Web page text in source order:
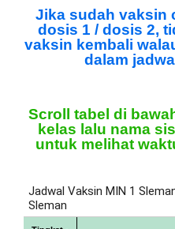
Jika sudah vaksin
dosis 1 / dosis 2,
vaksin kembali
dalam
Scroll tabel di
kelas lalu nama
untuk melihat